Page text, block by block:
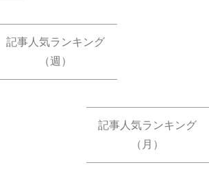
記事人気ランキング
（週）
記事人気ランキング
（月）